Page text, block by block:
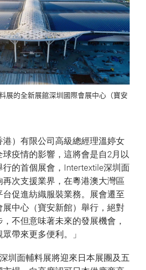
展的全新展館深圳國際會展中心（寶安
）有限公司高級總經理溫婷女
疫情的影響，這將會是自2月以
行的首個展會，Intertextile深圳面
次支援業界，在粵港澳大灣區
促進紡織服裝業務。展會遷至
展中心（寶安新館）舉行，絕對
不但意味著未來的發展機會，
帶來更多便利。」
圳面輔料展將迎來日本展團及五